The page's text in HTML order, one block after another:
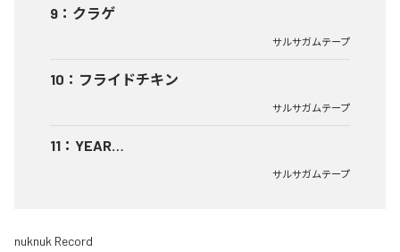
9 ： クラゲ
サルサガムテープ
10 ： フライドチキン
サルサガムテープ
11 ： YEAR…
サルサガムテープ
nuknuk Record